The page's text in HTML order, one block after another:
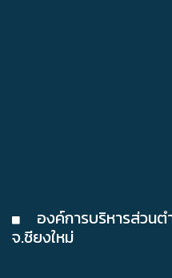
องค์การบริหารส่วน
จ.ชียงใหม่